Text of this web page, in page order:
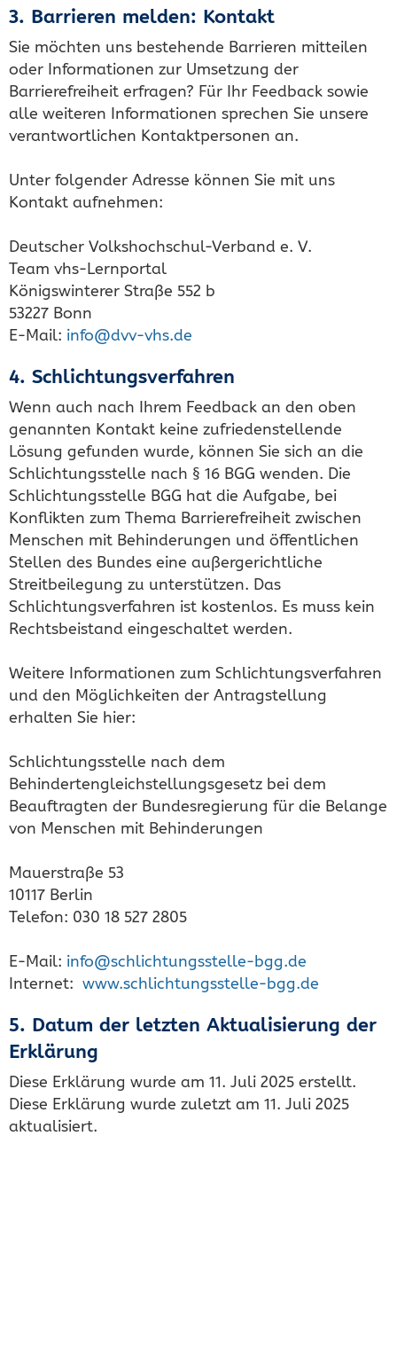
3. Barrieren melden: Kontakt
Sie möchten uns bestehende Barrieren mitteilen
oder Informationen zur Umsetzung der
Barrierefreiheit erfragen? Für Ihr Feedback sowie
alle weiteren Informationen sprechen Sie unsere
verantwortlichen Kontaktpersonen an.
Unter folgender Adresse können Sie mit uns
Kontakt aufnehmen:
Deutscher Volkshochschul-Verband e. V.
Team vhs-Lernportal
Königswinterer Straße 552 b
53227 Bonn
E-Mail: info@dvv-vhs.de
4. Schlichtungsverfahren
Wenn auch nach Ihrem Feedback an den oben
genannten Kontakt keine zufriedenstellende
Lösung gefunden wurde, können Sie sich an die
Schlichtungsstelle nach § 16 BGG wenden. Die
Schlichtungsstelle BGG hat die Aufgabe, bei
Konflikten zum Thema Barrierefreiheit zwischen
Menschen mit Behinderungen und öffentlichen
Stellen des Bundes eine außergerichtliche
Streitbeilegung zu unterstützen. Das
Schlichtungsverfahren ist kostenlos. Es muss kein
Rechtsbeistand eingeschaltet werden.
Weitere Informationen zum Schlichtungsverfahren
und den Möglichkeiten der Antragstellung
erhalten Sie hier:
Schlichtungsstelle nach dem
Behindertengleichstellungsgesetz bei dem
Beauftragten der Bundesregierung für die Belange
von Menschen mit Behinderungen
Mauerstraße 53
10117 Berlin
Telefon: 030 18 527 2805
E-Mail: info@schlichtungsstelle-bgg.de
Internet: www.schlichtungsstelle-bgg.de
5. Datum der letzten Aktualisierung der
Erklärung
Diese Erklärung wurde am 11. Juli 2025 erstellt.
Diese Erklärung wurde zuletzt am 11. Juli 2025
aktualisiert.